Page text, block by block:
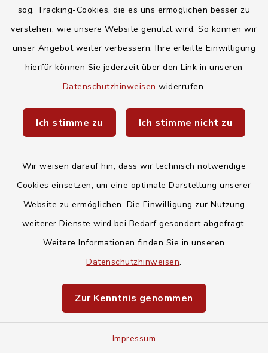
sog. Tracking-Cookies, die es uns ermöglichen besser zu
verstehen, wie unsere Website genutzt wird. So können wir
unser Angebot weiter verbessern. Ihre erteilte Einwilligung
hierfür können Sie jederzeit über den Link in unseren
Datenschutzhinweisen widerrufen.
Ich stimme zu Ich stimme nicht zu
Wir weisen darauf hin, dass wir technisch notwendige
Cookies einsetzen, um eine optimale Darstellung unserer
Website zu ermöglichen. Die Einwilligung zur Nutzung
weiterer Dienste wird bei Bedarf gesondert abgefragt.
Weitere Informationen finden Sie in unseren
Datenschutzhinweisen.
Zur Kenntnis genommen
Impressum
Landratsamt Regensburg
Energiemonitor
Baby- und Kindersitterdienst
Unwetterwarnungen des Deutschen
Wetterdiensts
Barrierefreiheit
Impressum
Sitemap